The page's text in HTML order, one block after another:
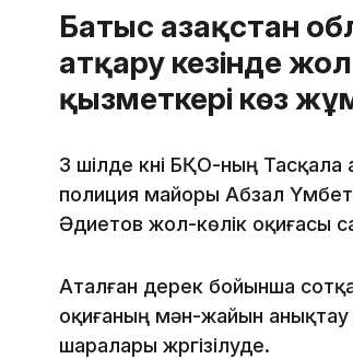
Батыс Қазақстан
атқару кезінде
қызметкері көз
3 шілде күні БҚО-ның
полиция майоры Абзал
Әдиетов жол-көлік оқиғасы
Аталған дерек бойынша сотқа
оқиғаның мән-жайын анықтау
шаралары жүргізілуде.